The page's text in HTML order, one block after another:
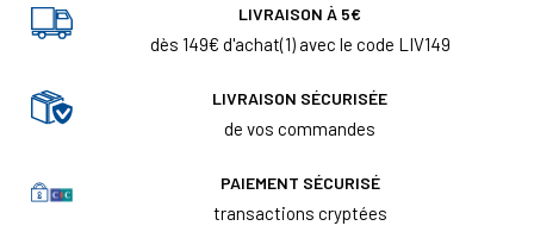
LIVRAISON À 5€
dès 149€ d'achat(1) avec le code LIV149
LIVRAISON SÉCURISÉE
de vos commandes
PAIEMENT SÉCURISÉ
transactions cryptées